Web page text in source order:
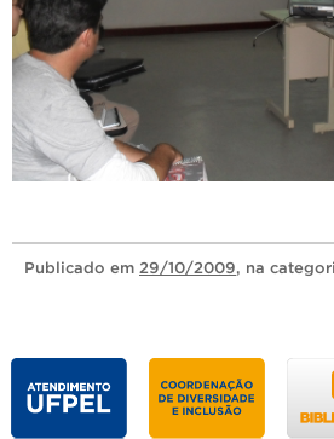
Publicado em 29/10/2009, na